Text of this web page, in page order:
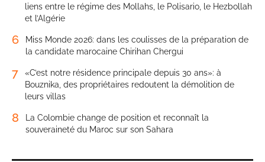
liens entre le régime des Mollahs, le Polisario, le Hezbollah
et l’Algérie
6
Miss Monde 2026: dans les coulisses de la préparation de
la candidate marocaine Chirihan Chergui
7
«C’est notre résidence principale depuis 30 ans»: à
Bouznika, des propriétaires redoutent la démolition de
leurs villas
8
La Colombie change de position et reconnaît la
souveraineté du Maroc sur son Sahara